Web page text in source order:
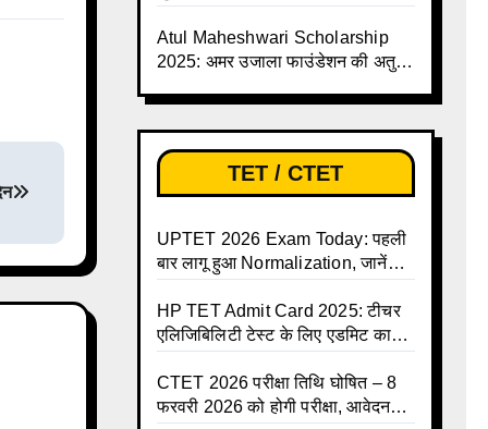
Atul Maheshwari Scholarship
2025: अमर उजाला फाउंडेशन की अतुल
ऑनलाइन आवेदन प्रक्रिया शुरू
TET / CTET
UPTET 2026 Exam Today: पहली
बार लागू हुआ Normalization, जानें
क्या होगा फायदा
HP TET Admit Card 2025: टीचर
एलिजिबिलिटी टेस्ट के लिए एडमिट कार्ड
CTET 2026 परीक्षा तिथि घोषित – 8
फरवरी 2026 को होगी परीक्षा, आवेदन